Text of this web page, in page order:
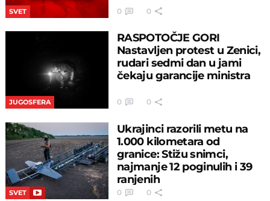
SVET 0 0
JUGOSFERA
RASPOTOČJE GORI
Nastavljen protest u Zenici,
rudari sedmi dan u jami
čekaju garancije ministra
0 0
SVET
Ukrajinci razorili metu na
1.000 kilometara od
granice: Stižu snimci,
najmanje 12 poginulih i 39
ranjenih
0 0